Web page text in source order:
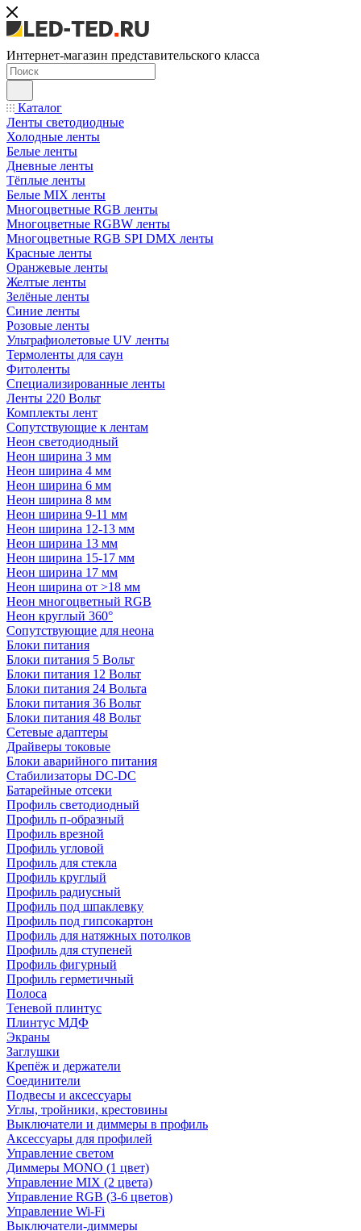
Интернет-магазин представительского класса
Каталог
Ленты светодиодные
Холодные ленты
Белые ленты
Дневные ленты
Тёплые ленты
Белые MIX ленты
Многоцветные RGB ленты
Многоцветные RGBW ленты
Многоцветные RGB SPI DMX ленты
Красные ленты
Оранжевые ленты
Желтые ленты
Зелёные ленты
Синие ленты
Розовые ленты
Ультрафиолетовые UV ленты
Термоленты для саун
Фитоленты
Специализированные ленты
Ленты 220 Вольт
Комплекты лент
Сопутствующие к лентам
Неон светодиодный
Неон ширина 3 мм
Неон ширина 4 мм
Неон ширина 6 мм
Неон ширина 8 мм
Неон ширина 9-11 мм
Неон ширина 12-13 мм
Неон ширина 13 мм
Неон ширина 15-17 мм
Неон ширина 17 мм
Неон ширина от >18 мм
Неон многоцветный RGB
Неон круглый 360°
Сопутствующие для неона
Блоки питания
Блоки питания 5 Вольт
Блоки питания 12 Вольт
Блоки питания 24 Вольта
Блоки питания 36 Вольт
Блоки питания 48 Вольт
Сетевые адаптеры
Драйверы токовые
Блоки аварийного питания
Стабилизаторы DC-DC
Батарейные отсеки
Профиль светодиодный
Профиль п-образный
Профиль врезной
Профиль угловой
Профиль для стекла
Профиль круглый
Профиль радиусный
Профиль под шпаклевку
Профиль под гипсокартон
Профиль для натяжных потолков
Профиль для ступеней
Профиль фигурный
Профиль герметичный
Полоса
Теневой плинтус
Плинтус МДФ
Экраны
Заглушки
Крепёж и держатели
Соединители
Подвесы и аксессуары
Углы, тройники, крестовины
Выключатели и диммеры в профиль
Аксессуары для профилей
Управление светом
Диммеры MONO (1 цвет)
Управление MIX (2 цвета)
Управление RGB (3-6 цветов)
Управление Wi-Fi
Выключатели-диммеры